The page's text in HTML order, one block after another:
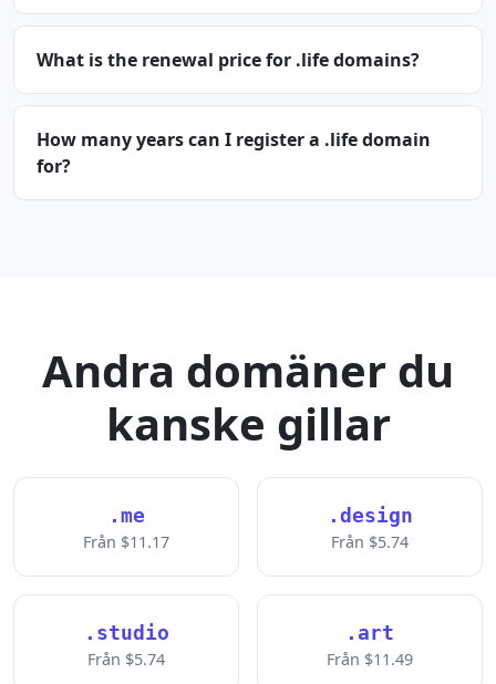
What is the renewal price for .life domains?
How many years can I register a .life domain
for?
Andra domäner du
kanske gillar
.me
Från $11.17
.design
Från $5.74
.studio
Från $5.74
.art
Från $11.49